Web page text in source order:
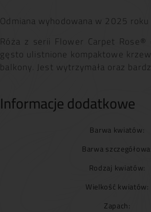
Odmiana wyhodowana w 2025
Róża z serii Flower Carpet
gęsto ulistnione kompaktowe
balkony. Jest wytrzymała oraz
Informacje dodatkowe
Barwa kwiatów:
Barwa szczegółowa:
Rodzaj kwiatów:
Wielkość kwiatów:
Zapach: